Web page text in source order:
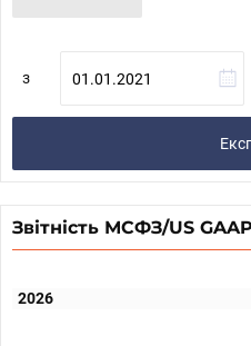
з
Звітність МСФЗ/US GAAP
2026